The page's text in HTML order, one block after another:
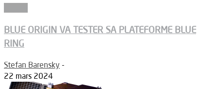
BLUE ORIGIN VA TESTER SA PLATEFORME BLUE
RING
Stefan Barensky -
22 mars 2024